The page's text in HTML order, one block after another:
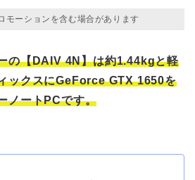
モーションを含む場合があります
の【DAIV 4N】は約1.44kgと軽
ックスにGeForce GTX 1650を
ノートPCです。